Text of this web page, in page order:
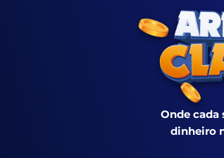
Onde cada
dinheiro